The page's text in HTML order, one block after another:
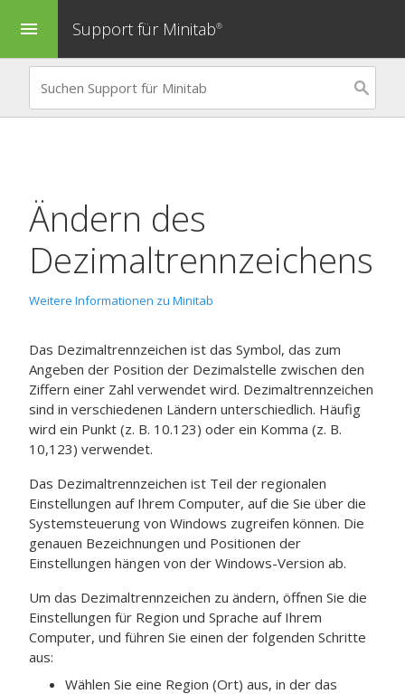
menu Support für Minitab®
Ändern des
Dezimaltrennzeichens
Weitere Informationen zu Minitab
Das Dezimaltrennzeichen ist das Symbol, das zum
Angeben der Position der Dezimalstelle zwischen den
Ziffern einer Zahl verwendet wird. Dezimaltrennzeichen
sind in verschiedenen Ländern unterschiedlich. Häufig
wird ein Punkt (z. B. 10.123) oder ein Komma (z. B.
10,123) verwendet.
Das Dezimaltrennzeichen ist Teil der regionalen
Einstellungen auf Ihrem Computer, auf die Sie über die
Systemsteuerung von Windows zugreifen können. Die
genauen Bezeichnungen und Positionen der
Einstellungen hängen von der Windows-Version ab.
Um das Dezimaltrennzeichen zu ändern, öffnen Sie die
Einstellungen für Region und Sprache auf Ihrem
Computer, und führen Sie einen der folgenden Schritte
aus:
Wählen Sie eine Region (Ort) aus, in der das